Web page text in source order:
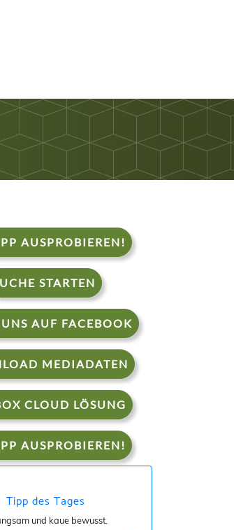
AUSPROBIEREN!
STARTEN
AUF FACEBOOK
MEDIADATEN
CLOUD LÖSUNG
AUSPROBIEREN!
Tipp des Tages
und kaue bewusst.